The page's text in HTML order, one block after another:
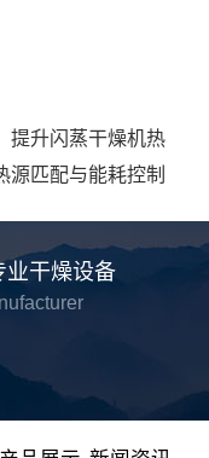
提升闪蒸干燥机热
源匹配与能耗控制
业干燥设备